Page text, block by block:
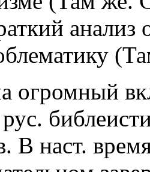
анализ
огромный
В наст.